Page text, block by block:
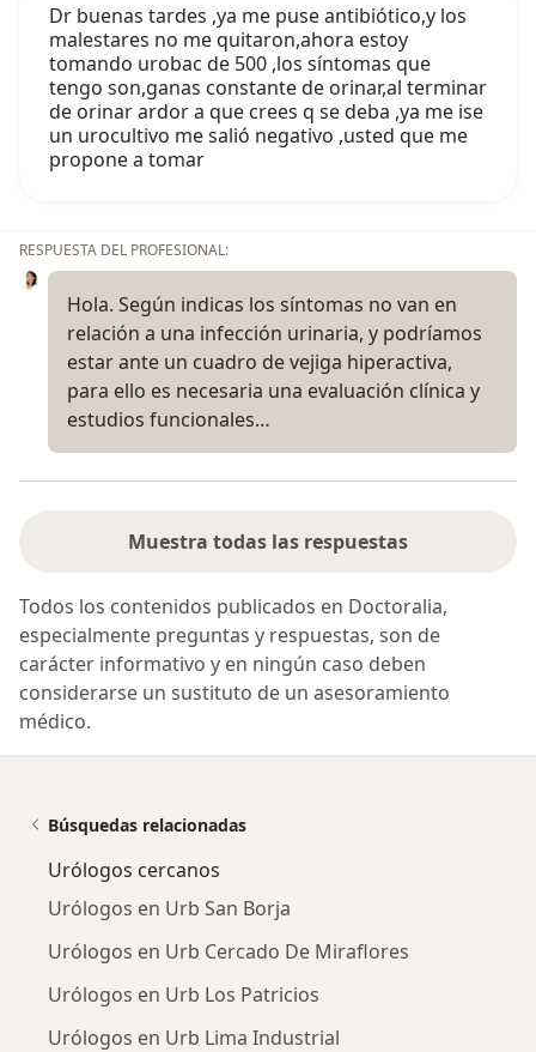
Dr buenas tardes ,ya me puse antibiótico,y los
malestares no me quitaron,ahora estoy
tomando urobac de 500 ,los síntomas que
tengo son,ganas constante de orinar,al terminar
de orinar ardor a que crees q se deba ,ya me ise
un urocultivo me salió negativo ,usted que me
propone a tomar
RESPUESTA DEL PROFESIONAL:
Hola. Según indicas los síntomas no van en
relación a una infección urinaria, y podríamos
estar ante un cuadro de vejiga hiperactiva,
para ello es necesaria una evaluación clínica y
estudios funcionales…
Muestra todas las respuestas
Todos los contenidos publicados en Doctoralia,
especialmente preguntas y respuestas, son de
carácter informativo y en ningún caso deben
considerarse un sustituto de un asesoramiento
médico.
Búsquedas relacionadas
Urólogos cercanos
Urólogos en Urb San Borja
Urólogos en Urb Cercado De Miraflores
Urólogos en Urb Los Patricios
Urólogos en Urb Lima Industrial